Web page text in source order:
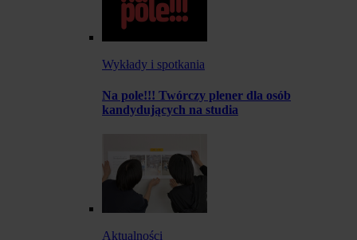
Wykłady i spotkania
Na pole!!! Twórczy plener dla osób
kandydujących na studia
Aktualności